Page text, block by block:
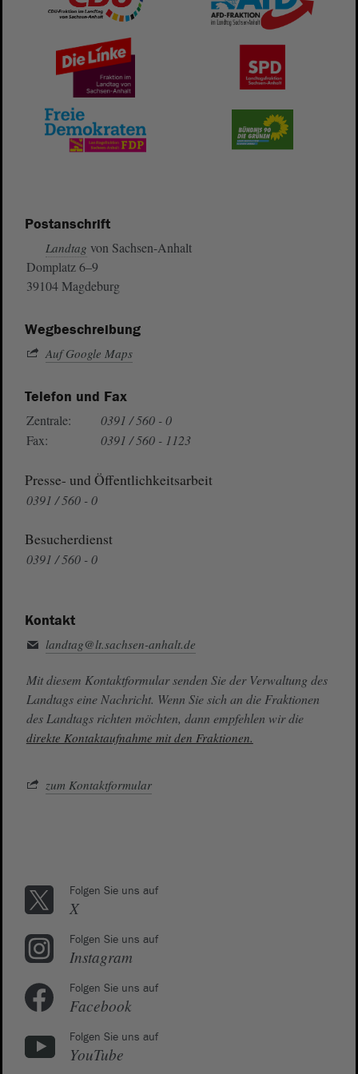
Postanschrift
Landtag von Sachsen-Anhalt
Domplatz 6–9
39104 Magdeburg
Wegbeschreibung
Auf Google Maps
Telefon und Fax
Zentrale:
0391 / 560 - 0
Fax:
0391 / 560 - 1123
Presse- und Öffentlichkeitsarbeit
0391 / 560 - 0
Besucherdienst
0391 / 560 - 0
Kontakt
landtag@lt.sachsen-anhalt.de
Mit diesem Kontaktformular senden Sie der Verwaltung des
Landtags eine Nachricht. Wenn Sie sich an die Fraktionen
des Landtags richten möchten, dann empfehlen wir die
direkte Kontaktaufnahme mit den Fraktionen.
zum Kontaktformular
Folgen Sie uns auf
X
Folgen Sie uns auf
Instagram
Folgen Sie uns auf
Facebook
Folgen Sie uns auf
YouTube